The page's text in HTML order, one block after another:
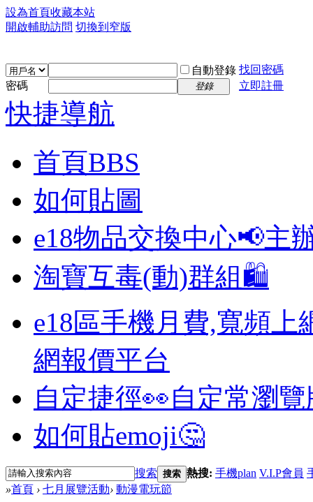
設為首頁收藏本站
開啟輔助訪問 切換到窄版
自動登錄 找回密碼
密碼
登錄 立即註冊
快捷導航
首頁BBS
如何貼圖
e18物品交換中心📢主
淘寶互毒(動)群組🛍️
e18區手機月費,寬頻上
網報價平台
自定捷徑👀自定常瀏
如何貼emoji🤔
搜索 搜索 熱搜: 手機plan V.I.P會員
»首頁 › 七月展覽活動› 動漫電玩節